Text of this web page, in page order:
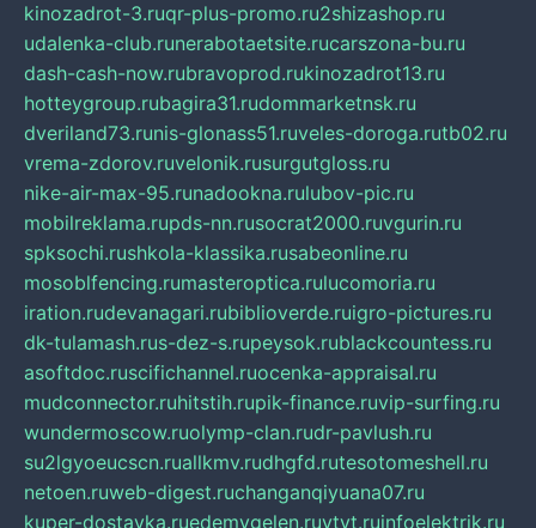
kinozadrot-3.ruqr-plus-promo.ru2shizashop.ru
udalenka-club.runerabotaetsite.rucarszona-bu.ru
dash-cash-now.rubravoprod.rukinozadrot13.ru
hotteygroup.rubagira31.rudommarketnsk.ru
dveriland73.runis-glonass51.ruveles-doroga.rutb02.ru
vrema-zdorov.ruvelonik.rusurgutgloss.ru
nike-air-max-95.runadookna.rulubov-pic.ru
mobilreklama.rupds-nn.rusocrat2000.ruvgurin.ru
spksochi.rushkola-klassika.rusabeonline.ru
mosoblfencing.rumasteroptica.rulucomoria.ru
iration.rudevanagari.rubiblioverde.ruigro-pictures.ru
dk-tulamash.rus-dez-s.rupeysok.rublackcountess.ru
asoftdoc.ruscifichannel.ruocenka-appraisal.ru
mudconnector.ruhitstih.rupik-finance.ruvip-surfing.ru
wundermoscow.ruolymp-clan.rudr-pavlush.ru
su2lgyoeucscn.ruallkmv.rudhgfd.rutesotomeshell.ru
netoen.ruweb-digest.ruchanganqiyuana07.ru
kuper-dostavka.ruedemvgelen.ruytyt.ruinfoelektrik.ru